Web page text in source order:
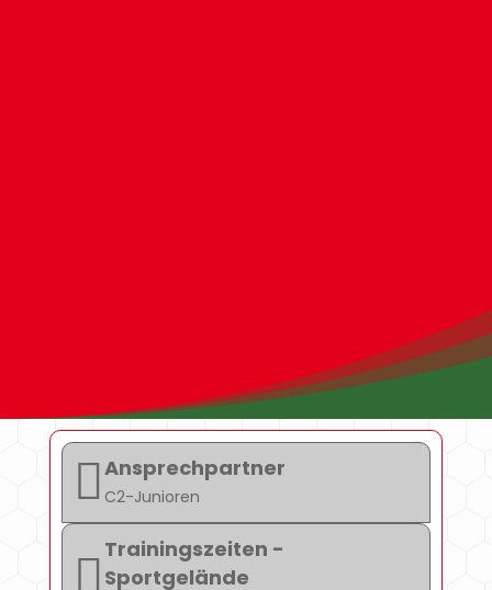
Ansprechpartner
C2-Junioren

Trainingszeiten -
Sportgelände